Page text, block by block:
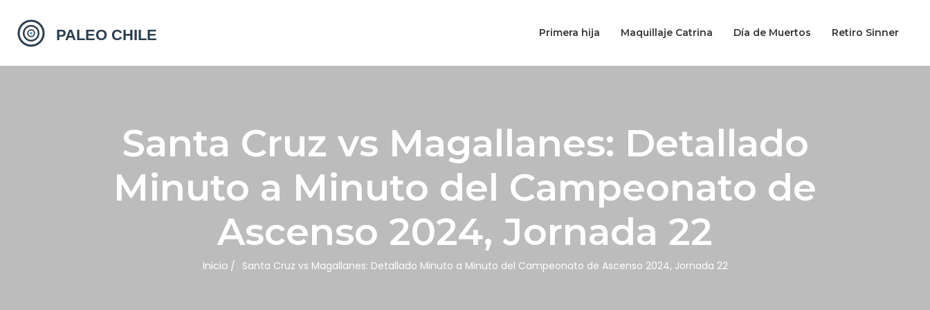
Primera hija Maquillaje Catrina Día de Muertos Retiro Sinner
Santa Cruz vs Magallanes: Detallado
Minuto a Minuto del Campeonato de
Ascenso 2024, Jornada 22
Inicio Santa Cruz vs Magallanes: Detallado Minuto a Minuto del Campeonato de Ascenso 2024, Jornada 22